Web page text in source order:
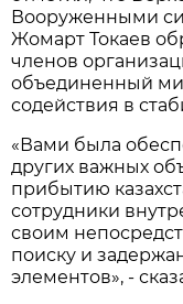
Вооруженными
Жомарт Токаев
членов
объединенный
содействия в
«Вами была
других важных
прибытию
сотрудники
своим
поиску и
элементов», -